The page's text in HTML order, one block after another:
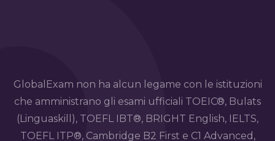
GlobalExam non ha alcun legame con le istituzioni
che amministrano gli esami ufficiali TOEIC®, Bulats
(Linguaskill), TOEFL IBT®, BRIGHT English, IELTS,
TOEFL ITP®, Cambridge B2 First e C1 Advanced,